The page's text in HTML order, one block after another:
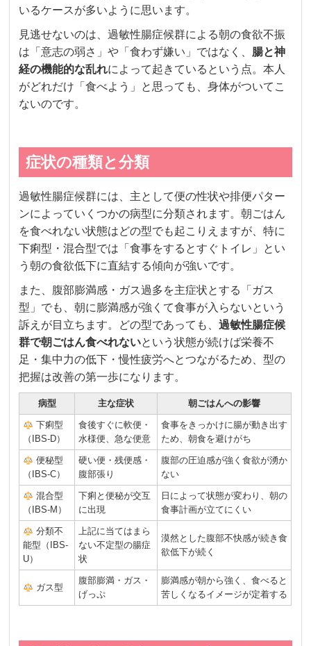
いるケースが多いように思います。
見逃せないのは、過敏性腸症候群による朝の食欲不振
は「意志の弱さ」や「食わず嫌い」ではなく、 腸と神
経の機能的な乱れによって起きているという点。本人
がどれだけ「食べよう」と思っても、身体がついてこ
ないのです。
症状の種類と分類
過敏性腸症候群には、主として便の性状や排便パター
ンによっていくつかの病型に分類されます。朝ごはん
を食べれない状態はどの型でも起こりえますが、特に
下痢型・混合型では「食事をするとすぐトイレ」とい
う朝の食欲低下に直結する傾向が強いです。
また、腹部膨満感・ガス過多を主症状とする「ガス
型」でも、朝に膨満感が強くて食事が入らないという
訴えが目立ちます。どの型であっても、過敏性腸症候
群で朝ごはん食べれないという状態が続けば栄養不
足・集中力の低下・慢性疲労へとつながるため、型の
把握は改善の第一歩になります。
病型 主な症状 朝ごはんへの影響
下痢型
（IBS-D）
食後すぐに軟便・
水様便、急な便意
食事をきっかけに腸が動き出す
ため、朝食を避けがち
便秘型
（IBS-C）
硬い便・残便感・
腹部張り
腹部の圧迫感が強く食欲が湧か
ない
混合型
（IBS-M）
下痢と便秘が交互
に出現
日によって状態が変わり、朝の
食事計画が立てにくい
分類不
能型（IBS-
U）
上記に当てはまら
ない不定型の腸症
状
漠然とした腹部不快感が続き食
欲低下が続く
ガス型
腹部膨満・ガス・
げっぷ
膨満感が朝から強く、食べると
苦しくなるイメージが定着する